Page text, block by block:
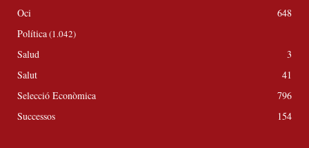
Oci
648
Política(1.042)
Salud
3
Salut
41
Selecció Econòmica
796
Successos
154